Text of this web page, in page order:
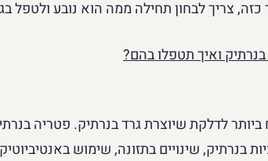
כזה, צריך לבחון תחילה ממה הוא נובע ולטפל
ואיך תטפלו בהם?
לדלקת שיוצרת גרד בנרתיק. פטריה
בנרתיק, שינויים בתזונה, שימוש